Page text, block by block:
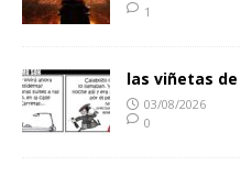
1
las viñetas de
03/08/2026
0